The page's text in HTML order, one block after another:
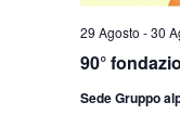
90°
29 Agosto -30
Sede Gruppo